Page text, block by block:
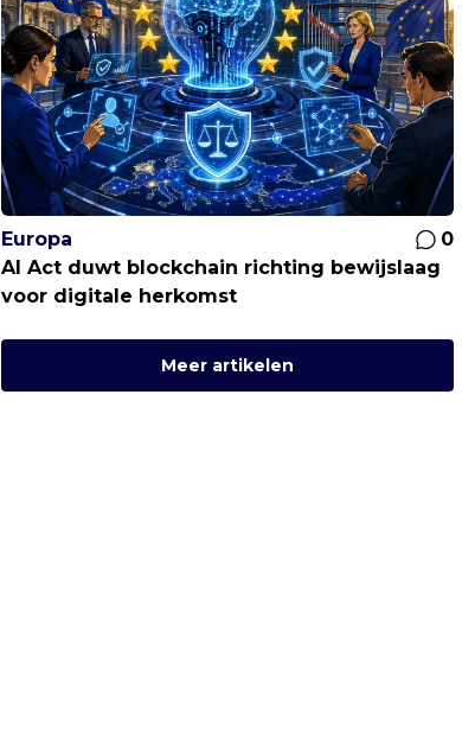
Europa
0
AI Act duwt blockchain richting bewijslaag
voor digitale herkomst
Meer artikelen